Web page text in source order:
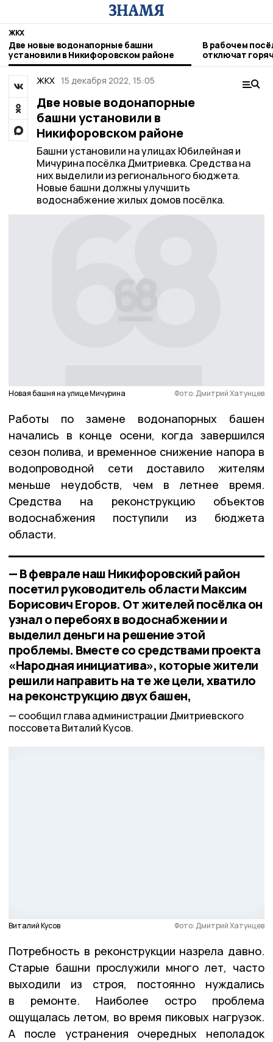
ЖКХ
Две новые водонапорные башни
установили в Никифоровском районе
В рабочем
отключат
ЖКХ 15 декабря 2022, 15:05
Две новые водонапорные
башни установили в
Никифоровском районе
Башни установили на улицах Юбилейная и
Мичурина посёлка Дмитриевка. Средства на
них выделили из регионального бюджета.
Новые башни должны улучшить
водоснабжение жилых домов посёлка.
Новая башня на улице Мичурина Фото: Дмитрий Хатунцев
Работы по замене водонапорных башен
начались в конце осени, когда завершился
сезон полива, и временное снижение напора в
водопроводной сети доставило жителям
меньше неудобств, чем в летнее время.
Средства на реконструкцию объектов
водоснабжения поступили из бюджета
области.
— В феврале наш Никифоровский район
посетил руководитель области Максим
Борисович Егоров. От жителей посёлка он
узнал о перебоях в водоснабжении и
выделил деньги на решение этой
проблемы. Вместе со средствами проекта
«Народная инициатива», которые жители
решили направить на те же цели, хватило
на реконструкцию двух башен,
сообщил глава администрации Дмитриевского
поссовета Виталий Кусов.
Виталий Кусов Фото: Дмитрий Хатунцев
Потребность в реконструкции назрела давно.
Старые башни прослужили много лет, часто
выходили из строя, постоянно нуждались
в ремонте. Наиболее остро проблема
ощущалась летом, во время пиковых нагрузок.
А после устранения очередных неполадок